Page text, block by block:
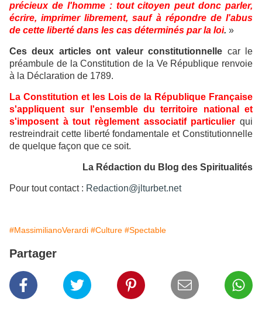
précieux de l'homme : tout citoyen peut donc parler,
écrire, imprimer librement, sauf à répondre de l'abus
de cette liberté dans les cas déterminés par la loi. »
Ces deux articles ont valeur constitutionnelle car le
préambule de la Constitution de la Ve République renvoie
à la Déclaration de 1789.
La Constitution et les Lois de la République Française
s'appliquent sur l'ensemble du territoire national et
s'imposent à tout règlement associatif particulier qui
restreindrait cette liberté fondamentale et Constitutionnelle
de quelque façon que ce soit.
La Rédaction du Blog des Spiritualités
Pour tout contact : Redaction@jlturbet.net
#MassimilianoVerardi #Culture #Spectable
Partager